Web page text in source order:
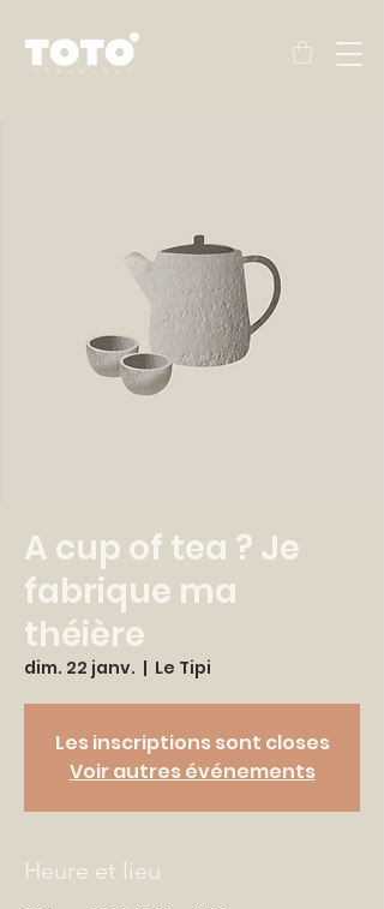
A cup of tea ? Je
fabrique ma
théière
dim. 22 janv.
  |
Le Tipi
Les inscriptions sont closes
Voir autres événements
Heure et lieu